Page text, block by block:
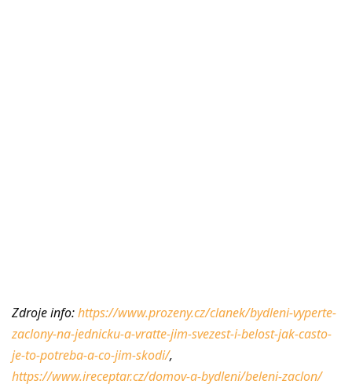
Zdroje info:https://www.prozeny.cz/clanek/bydleni-vyperte-
zaclony-na-jednicku-a-vratte-jim-svezest-i-belost-jak-casto-
je-to-potreba-a-co-jim-skodi/,
https://www.ireceptar.cz/domov-a-bydleni/beleni-zaclon/